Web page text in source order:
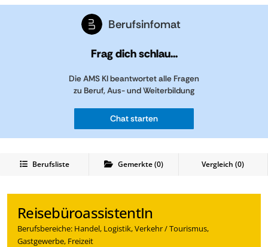
Berufsinfomat
Frag dich schlau...
Die AMS KI beantwortet alle Fragen
zu Beruf, Aus- und Weiterbildung
Chat starten
Berufsliste Gemerkte(0) Vergleich (0)
ReisebüroassistentIn
Berufsbereiche: Handel, Logistik, Verkehr / Tourismus,
Gastgewerbe, Freizeit